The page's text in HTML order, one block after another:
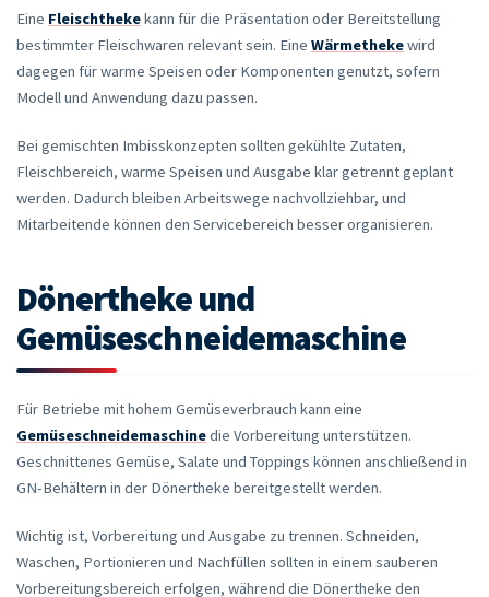
Eine Fleischthekekann für die Präsentation oder Bereitstellung
bestimmter Fleischwaren relevant sein. Eine Wärmethekewird
dagegen für warme Speisen oder Komponenten genutzt, sofern
Modell und Anwendung dazu passen.
Bei gemischten Imbisskonzepten sollten gekühlte Zutaten,
Fleischbereich, warme Speisen und Ausgabe klar getrennt geplant
werden. Dadurch bleiben Arbeitswege nachvollziehbar, und
Mitarbeitende können den Servicebereich besser organisieren.
Dönertheke und
Gemüseschneidemaschine
Für Betriebe mit hohem Gemüseverbrauch kann eine
Gemüseschneidemaschinedie Vorbereitung unterstützen.
Geschnittenes Gemüse, Salate und Toppings können anschließend in
GN-Behältern in der Dönertheke bereitgestellt werden.
Wichtig ist, Vorbereitung und Ausgabe zu trennen. Schneiden,
Waschen, Portionieren und Nachfüllen sollten in einem sauberen
Vorbereitungsbereich erfolgen, während die Dönertheke den